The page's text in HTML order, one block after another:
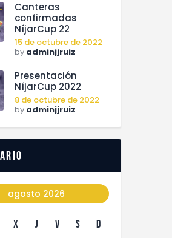
Canteras
confirmadas
NíjarCup 22
15 de octubre de 2022
by adminjjruiz
Presentación
NíjarCup 2022
8 de octubre de 2022
by adminjjruiz
agosto 2026
X J V S D